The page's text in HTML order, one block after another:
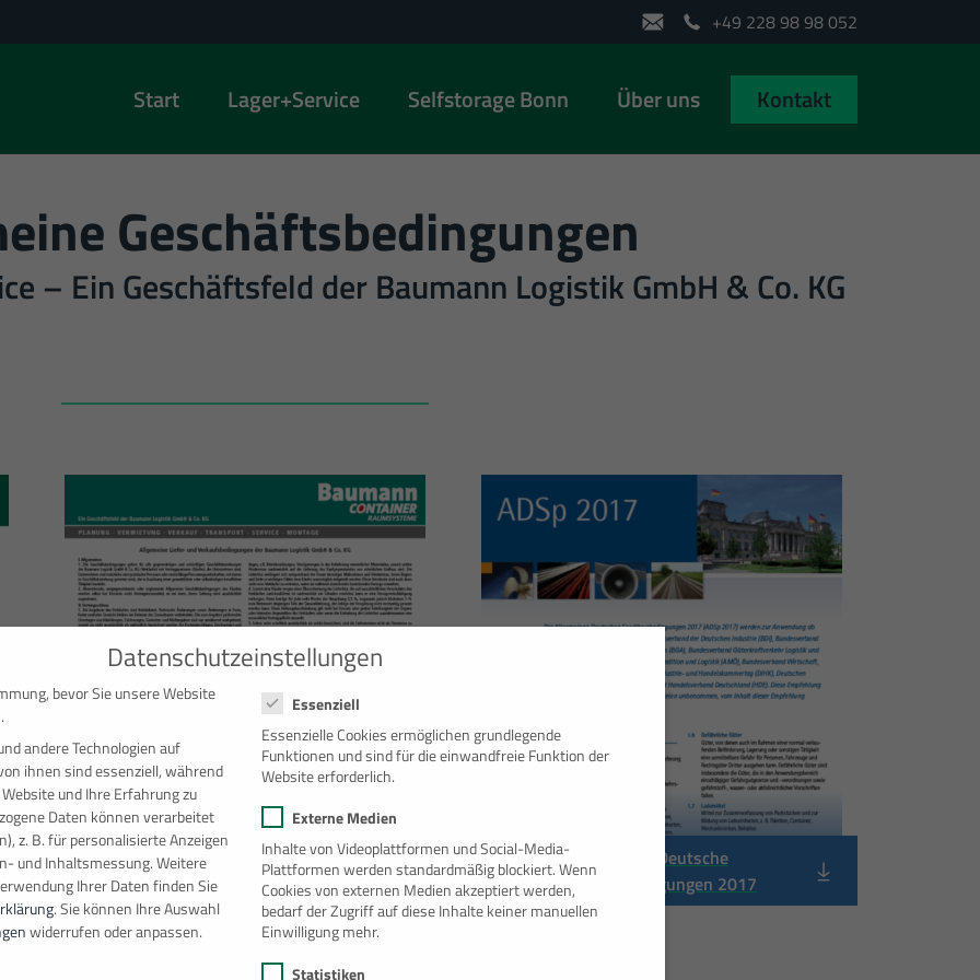
+49 228 98 98 052
Start Lager+Service Selfstorage Bonn Über uns Kontakt
Geschäftsbedingungen
– Ein Geschäftsfeld der Baumann Logistik GmbH & Co. KG
Allgemeine Liefer- und
Verkaufsbedingungen
Allgemeine Deutsche
Spediteurbedingungen 2017
Datenschutzeinstellungen
bevor Sie unsere Website
andere Technologien auf
ihnen sind essenziell, während
und Ihre Erfahrung zu
Daten können verarbeitet
z. B. für personalisierte Anzeigen
und Inhaltsmessung.Weitere
Ihrer Daten finden Sie
.Sie können Ihre Auswahl
widerrufen oder anpassen.
Essenziell
Essenzielle Cookies ermöglichen grundlegende
Funktionen und sind für die einwandfreie Funktion der
Website erforderlich.
Externe Medien
Inhalte von Videoplattformen und Social-Media-
Plattformen werden standardmäßig blockiert. Wenn
Cookies von externen Medien akzeptiert werden,
bedarf der Zugriff auf diese Inhalte keiner manuellen
Einwilligung mehr.
Statistiken